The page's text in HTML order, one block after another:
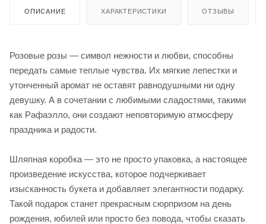
ОПИСАНИЕ ХАРАКТЕРИСТИКИ ОТЗЫВЫ
Розовые розы — символ нежности и любви, способны
передать самые теплые чувства. Их мягкие лепестки и
утонченный аромат не оставят равнодушными ни одну
девушку. А в сочетании с любимыми сладостями, такими
как Рафаэлло, они создают неповторимую атмосферу
праздника и радости.
Шляпная коробка — это не просто упаковка, а настоящее
произведение искусства, которое подчеркивает
изысканность букета и добавляет элегантности подарку.
Такой подарок станет прекрасным сюрпризом на день
рождения, юбилей или просто без повода, чтобы сказать